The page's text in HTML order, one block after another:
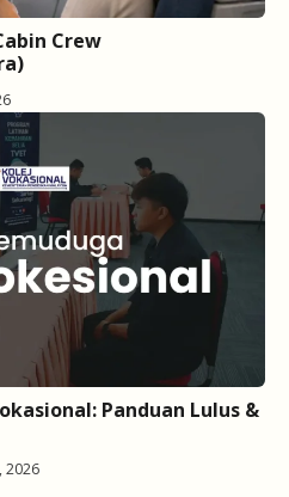
Crew
Panduan Lulus &
2026